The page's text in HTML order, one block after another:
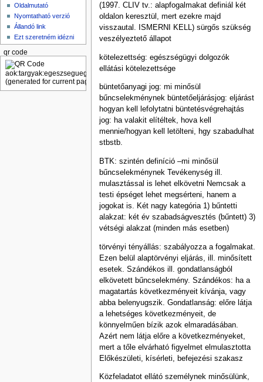
(1997. CLIV tv.: alapfogalmakat definiál két
oldalon keresztül, mert ezekre majd
visszautal. ISMERNI KELL) sürgős szükség
veszélyeztető állapot
kötelezettség: egészségügyi dolgozók
ellátási kötelezettsége
büntetőanyagi jog: mi minősül
bűncselekménynek büntetőeljárásjog: eljárást
hogyan kell lefolytatni büntetésvégrehajtás
jog: ha valakit elítéltek, hova kell
mennie/hogyan kell letölteni, hgy szabadulhat
stbstb.
BTK: szintén definíció –mi minősül
bűncselekménynek Tevékenység ill.
mulasztással is lehet elkövetni Nemcsak a
testi épséget lehet megsérteni, hanem a
jogokat is. Két nagy kategória 1) bűntetti
alakzat: két év szabadságvesztés (bűntett) 3)
vétségi alakzat (minden más esetben)
törvényi tényállás: szabályozza a fogalmakat.
Ezen belül alaptörvényi eljárás, ill. minősített
esetek. Szándékos ill. gondatlanságból
elkövetett bűncselekmény. Szándékos: ha a
magatartás következményeit kívánja, vagy
abba belenyugszik. Gondatlanság: előre látja
a lehetséges következményeit, de
könnyelműen bízik azok elmaradásában.
Azért nem látja előre a következményeket,
mert a tőle elvárható figyelmet elmulasztotta
Előkészületi, kísérleti, befejezési szakasz
Közfeladatot ellátó személynek minősülünk,
Oldalmutató
Nyomtatható verzió
Állandó link
Ezt szeretném idézni
qr code